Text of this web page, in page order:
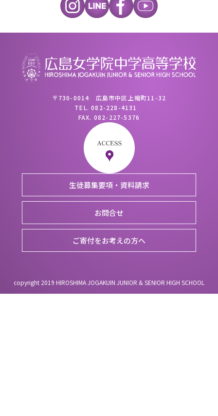
〒730-0014 広島市中区上幟町11-32
TEL.082-228-4131
FAX. 082-227-5376
生徒募集要項・資料請求
お問合せ
ご寄付をお考えの方へ
copyright 2019 HIROSHIMA JOGAKUIN JUNIOR & SENIOR HIGH SCHOOL